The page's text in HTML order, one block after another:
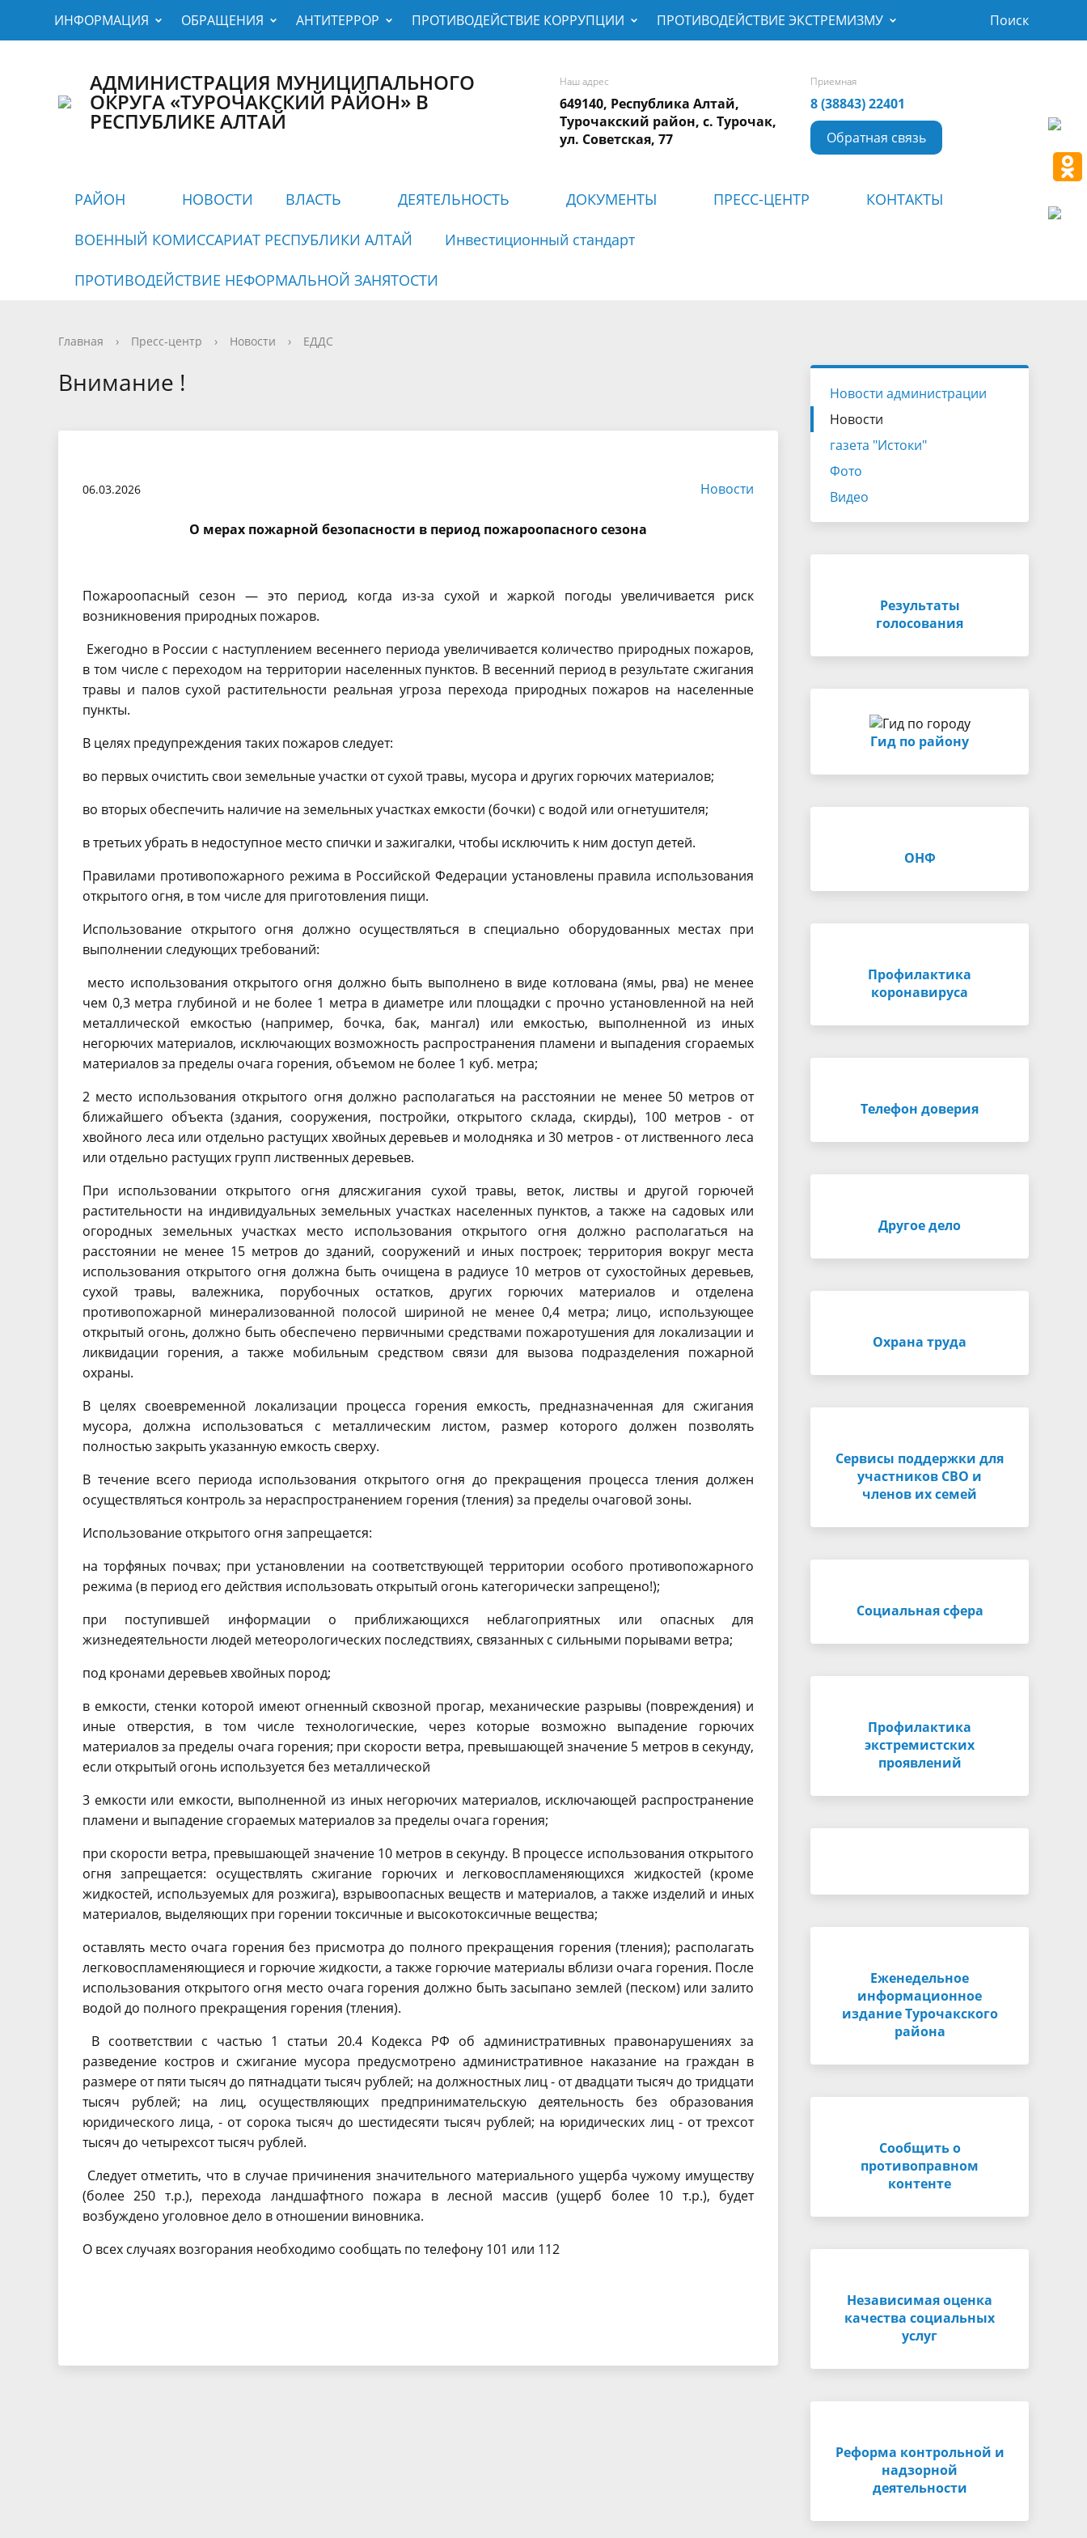
ИНФОРМАЦИЯ ОБРАЩЕНИЯ АНТИТЕРРОР ПРОТИВОДЕЙСТВИЕ КОРРУПЦИИ ПРОТИВОДЕЙСТВИЕ ЭКСТРЕМИЗМУ Поиск
АДМИНИСТРАЦИЯ МУНИЦИПАЛЬНОГО
ОКРУГА «ТУРОЧАКСКИЙ РАЙОН» В
РЕСПУБЛИКЕ АЛТАЙ
Наш адрес
649140, Республика Алтай,
Турочакский район, с. Турочак,
ул. Советская, 77
Приемная
8 (38843) 22401
Обратная связь
РАЙОН
Территориальные отделы
Администрации
состав
Туризм
НОВОСТИ ВЛАСТЬ
Глава
ДЕЯТЕЛЬНОСТЬ
Извещения о
участков
Национальные проекты
Инвестиции
Социальное партнерство
муниципального
образования "Артыбашское
сельское поселение" на 2018-
2023 годы
недвижимости
инвестиционный стандарт
Внутренний финансовый
контроль
ДОКУМЕНТЫ
Устав муниципального
район"
заказов
Администрации
Проекты нормативных
правовых актов
Открытые данные
проверок
ПРЕСС-ЦЕНТР
Новости администрации
Видео
КОНТАКТЫ
ВОЕННЫЙ КОМИССАРИАТ РЕСПУБЛИКИ АЛТАЙ Инвестиционный стандарт
ПРОТИВОДЕЙСТВИЕ НЕФОРМАЛЬНОЙ ЗАНЯТОСТИ
Главная › Пресс-центр › Новости › ЕДДС
Внимание !
06.03.2026 Новости
О мерах пожарной безопасности в период пожароопасного сезона
Пожароопасный сезон — это период, когда из-за сухой и жаркой погоды увеличивается риск
возникновения природных пожаров.
Ежегодно в России с наступлением весеннего периода увеличивается количество природных пожаров,
в том числе с переходом на территории населенных пунктов. В весенний период в результате сжигания
травы и палов сухой растительности реальная угроза перехода природных пожаров на населенные
пункты.
В целях предупреждения таких пожаров следует:
во первых очистить свои земельные участки от сухой травы, мусора и других горючих материалов;
во вторых обеспечить наличие на земельных участках емкости (бочки) с водой или огнетушителя;
в третьих убрать в недоступное место спички и зажигалки, чтобы исключить к ним доступ детей.
Правилами противопожарного режима в Российской Федерации установлены правила использования
открытого огня, в том числе для приготовления пищи.
Использование открытого огня должно осуществляться в специально оборудованных местах при
выполнении следующих требований:
место использования открытого огня должно быть выполнено в виде котлована (ямы, рва) не менее
чем 0,3 метра глубиной и не более 1 метра в диаметре или площадки с прочно установленной на ней
металлической емкостью (например, бочка, бак, мангал) или емкостью, выполненной из иных
негорючих материалов, исключающих возможность распространения пламени и выпадения сгораемых
материалов за пределы очага горения, объемом не более 1 куб. метра;
2 место использования открытого огня должно располагаться на расстоянии не менее 50 метров от
ближайшего объекта (здания, сооружения, постройки, открытого склада, скирды), 100 метров - от
хвойного леса или отдельно растущих хвойных деревьев и молодняка и 30 метров - от лиственного леса
или отдельно растущих групп лиственных деревьев.
При использовании открытого огня длясжигания сухой травы, веток, листвы и другой горючей
растительности на индивидуальных земельных участках населенных пунктов, а также на садовых или
огородных земельных участках место использования открытого огня должно располагаться на
расстоянии не менее 15 метров до зданий, сооружений и иных построек; территория вокруг места
использования открытого огня должна быть очищена в радиусе 10 метров от сухостойных деревьев,
сухой травы, валежника, порубочных остатков, других горючих материалов и отделена
противопожарной минерализованной полосой шириной не менее 0,4 метра; лицо, использующее
открытый огонь, должно быть обеспечено первичными средствами пожаротушения для локализации и
ликвидации горения, а также мобильным средством связи для вызова подразделения пожарной
охраны.
В целях своевременной локализации процесса горения емкость, предназначенная для сжигания
мусора, должна использоваться с металлическим листом, размер которого должен позволять
полностью закрыть указанную емкость сверху.
В течение всего периода использования открытого огня до прекращения процесса тления должен
осуществляться контроль за нераспространением горения (тления) за пределы очаговой зоны.
Использование открытого огня запрещается:
на торфяных почвах; при установлении на соответствующей территории особого противопожарного
режима (в период его действия использовать открытый огонь категорически запрещено!);
при поступившей информации о приближающихся неблагоприятных или опасных для
жизнедеятельности людей метеорологических последствиях, связанных с сильными порывами ветра;
под кронами деревьев хвойных пород;
в емкости, стенки которой имеют огненный сквозной прогар, механические разрывы (повреждения) и
иные отверстия, в том числе технологические, через которые возможно выпадение горючих
материалов за пределы очага горения; при скорости ветра, превышающей значение 5 метров в секунду,
если открытый огонь используется без металлической
3 емкости или емкости, выполненной из иных негорючих материалов, исключающей распространение
пламени и выпадение сгораемых материалов за пределы очага горения;
при скорости ветра, превышающей значение 10 метров в секунду. В процессе использования открытого
огня запрещается: осуществлять сжигание горючих и легковоспламеняющихся жидкостей (кроме
жидкостей, используемых для розжига), взрывоопасных веществ и материалов, а также изделий и иных
материалов, выделяющих при горении токсичные и высокотоксичные вещества;
оставлять место очага горения без присмотра до полного прекращения горения (тления); располагать
легковоспламеняющиеся и горючие жидкости, а также горючие материалы вблизи очага горения. После
использования открытого огня место очага горения должно быть засыпано землей (песком) или залито
водой до полного прекращения горения (тления).
В соответствии с частью 1 статьи 20.4 Кодекса РФ об административных правонарушениях за
разведение костров и сжигание мусора предусмотрено административное наказание на граждан в
размере от пяти тысяч до пятнадцати тысяч рублей; на должностных лиц - от двадцати тысяч до тридцати
тысяч рублей; на лиц, осуществляющих предпринимательскую деятельность без образования
юридического лица, - от сорока тысяч до шестидесяти тысяч рублей; на юридических лиц - от трехсот
тысяч до четырехсот тысяч рублей.
Следует отметить, что в случае причинения значительного материального ущерба чужому имуществу
(более 250 т.р.), перехода ландшафтного пожара в лесной массив (ущерб более 10 т.р.), будет
возбуждено уголовное дело в отношении виновника.
О всех случаях возгорания необходимо сообщать по телефону 101 или 112
Новости администрации
Новости
газета "Истоки"
Фото
Видео
Результаты
голосования
Гид по району
ОНФ
Профилактика
коронавируса
Телефон доверия
Другое дело
Охрана труда
Сервисы поддержки для
участников СВО и
членов их семей
Социальная сфера
Профилактика
экстремистских
проявлений
Еженедельное
информационное
издание Турочакского
района
Сообщить о
противоправном
контенте
Независимая оценка
качества социальных
услуг
Реформа контрольной и
надзорной
деятельности